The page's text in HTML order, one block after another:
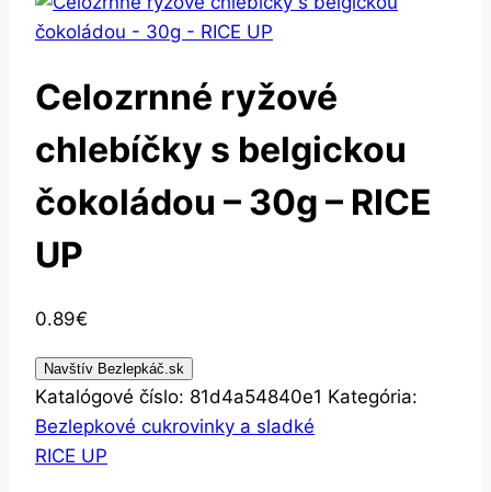
Celozrnné ryžové
chlebíčky s belgickou
čokoládou – 30g – RICE
UP
0.89€
Navštív Bezlepkáč.sk
Katalógové číslo: 81d4a54840e1 Kategória:
Bezlepkové cukrovinky a sladké
RICE UP